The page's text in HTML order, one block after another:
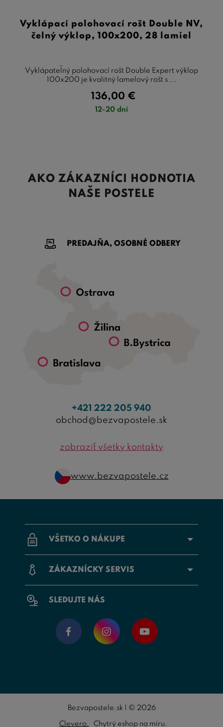
Vyklápací polohovací rošt Double NV,
čelný výklop, 100x200, 28 lamiel
Vyklápateľný polohovací rošt Double Expert výklop
100x200 je kvalitný lamelový rošt s ...
136,00 €
12-20 dní
AKO ZÁKAZNÍCI HODNOTIA
NAŠE POSTELE
VŠETKO O NÁKUPE
ZÁKAZNÍCKY SERVIS
SLEDUJTE NÁS
PREDAJŇA, OSOBNÉ ODBERY
+421 222 205 940
obchod@bezvapostele.sk
zobraziť všetky kontakty
www.bezvapostele.cz
Bezvapostele.sk | © 2026
Clevero. Chytrý eshop na míru.